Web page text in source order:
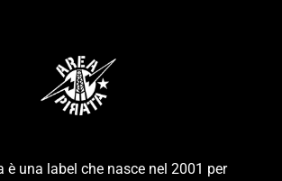
è una label che nasce nel 2001 per